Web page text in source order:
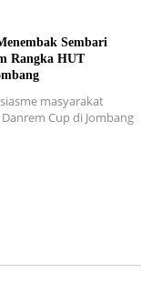
Sembari
Rangka HUT
masyarakat
Cup di Jombang